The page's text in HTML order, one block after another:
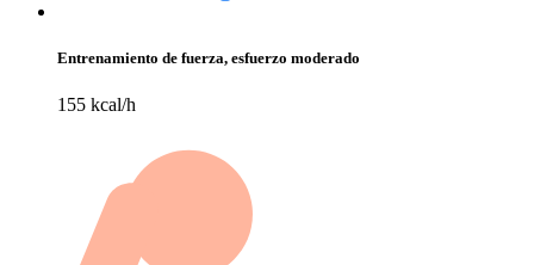
Entrenamiento de fuerza, esfuerzo moderado
155 kcal/h